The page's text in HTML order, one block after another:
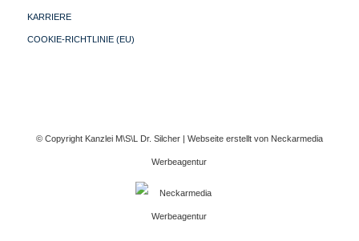
KARRIERE
COOKIE-RICHTLINIE (EU)
© Copyright Kanzlei M\S\L Dr. Silcher | Webseite erstellt von Neckarmedia
Werbeagentur